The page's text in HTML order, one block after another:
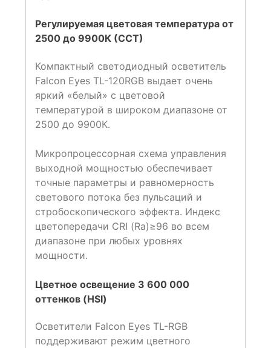
Регулируемая цветовая температура от
2500 до 9900К (ССТ)
Компактный светодиодный осветитель
Falcon Eyes TL-120RGB выдает очень
яркий «белый» с цветовой
температурой в широком диапазоне от
2500 до 9900К.
Микропроцессорная схема управления
выходной мощностью обеспечивает
точные параметры и равномерность
светового потока без пульсаций и
стробоскопического эффекта. Индекс
цветопередачи CRI (Ra)≥96 во всем
диапазоне при любых уровнях
мощности.
Цветное освещение 3 600 000
оттенков (HSI)
Осветители Falcon Eyes TL-RGB
поддерживают режим цветного